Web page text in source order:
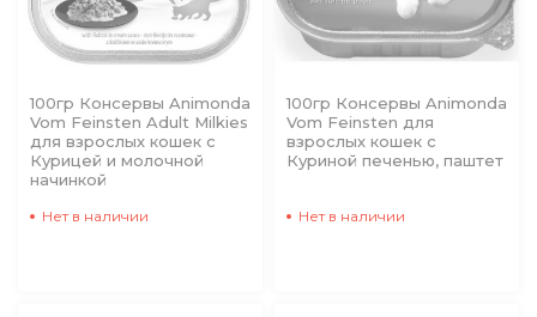
100гр Консервы Animonda
Vom Feinsten Adult Milkies
для взрослых кошек с
Курицей и молочной
начинкой
Нет в наличии
100гр Консервы Animonda
Vom Feinsten для
взрослых кошек с
Куриной печенью, паштет
Нет в наличии